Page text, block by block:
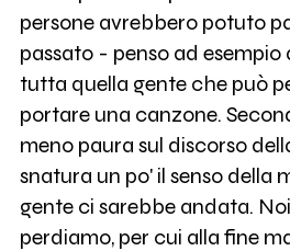
persone avrebbero potuto
passato - penso ad esempio
tutta quella gente che può
portare una canzone.
meno paura sul discorso
snatura un po' il senso della
gente ci sarebbe andata.
perdiamo, per cui alla fine